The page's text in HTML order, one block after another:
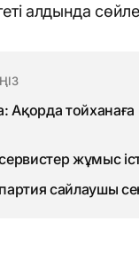
алдында
жұмыс
сайлаушы